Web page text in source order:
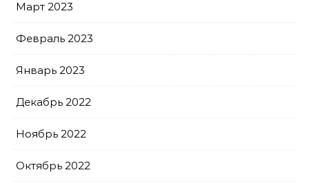
Март 2023
Февраль 2023
Январь 2023
Декабрь 2022
Ноябрь 2022
Октябрь 2022